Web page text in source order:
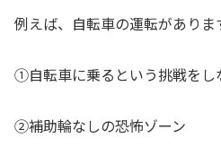
例えば、自転車の運転がありま
①自転車に乗るという挑戦をし
②補助輪なしの恐怖ゾーン